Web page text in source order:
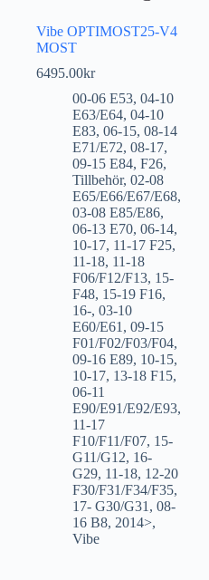
Vibe OPTIMOST25-V4
MOST
6495.00kr
00-06 E53, 04-10
E63/E64, 04-10
E83, 06-15, 08-14
E71/E72, 08-17,
09-15 E84, F26,
Tillbehör, 02-08
E65/E66/E67/E68,
03-08 E85/E86,
06-13 E70, 06-14,
10-17, 11-17 F25,
11-18, 11-18
F06/F12/F13, 15-
F48, 15-19 F16,
16-, 03-10
E60/E61 , 09-15
F01/F02/F03/F04,
09-16 E89, 10-15,
10-17, 13-18 F15,
06-11
E90/E91/E92/E93,
11-17
F10/F11/F07, 15-
G11/G12, 16-
G29, 11-18, 12-20
F30/F31/F34/F35,
17- G30/G31 , 08-
16 B8, 2014>,
Vibe